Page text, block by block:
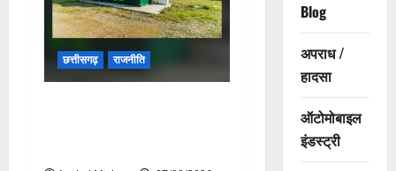
छत्तीसगढ़ राजनीति
Blog
अपराध /
हादसा
ऑटोमोबाइल
इंडस्ट्री